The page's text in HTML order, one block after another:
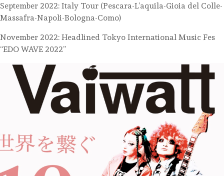
September 2022: Italy Tour (Pescara-L’aquila-Gioia del Colle-
Massafra-Napoli-Bologna-Como)
November 2022: Headlined Tokyo International Music Fes
“EDO WAVE 2022”